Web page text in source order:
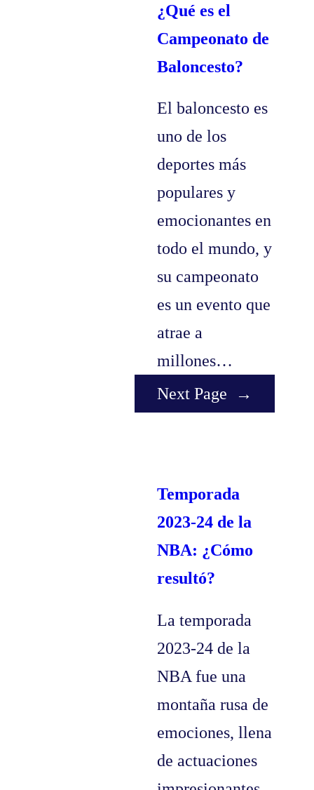
¿Qué es el
Campeonato de
Baloncesto?
El baloncesto es
uno de los
deportes más
populares y
emocionantes en
todo el mundo, y
su campeonato
es un evento que
atrae a
millones…
Next Page
→
Temporada
2023-24 de la
NBA: ¿Cómo
resultó?
La temporada
2023-24 de la
NBA fue una
montaña rusa de
emociones, llena
de actuaciones